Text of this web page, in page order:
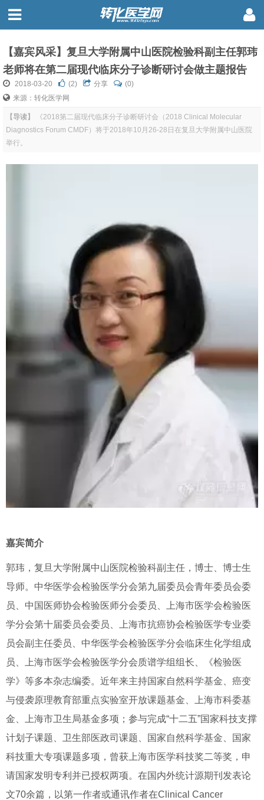
【嘉宾风采】复旦大学附属中山医院检验科副主任郭玮
老师将在第二届现代临床分子诊断研讨会做主题报告
2018-03-20 (2) 分享
(0)
来源：转化医学网
【导读】
《2018第二届现代临床分子诊断研讨会（2018 Clinical Molecular
Diagnostics Forum CMDF）将于2018年10月26-28日在复旦大学附属中山医院
举行。
嘉宾简介
郭玮，复旦大学附属中山医院检验科副主任，博士、博士生
导师。中华医学会检验医学分会第九届委员会青年委员会委
员、中国医师协会检验医师分会委员、上海市医学会检验医
学分会第十届委员会委员、上海市抗癌协会检验医学专业委
员会副主任委员、中华医学会检验医学分会临床生化学组成
员、上海市医学会检验医学分会质谱学组组长、《检验医
学》等多本杂志编委。 近年来主持国家自然科学基金、癌变
与侵袭原理教育部重点实验室开放课题基金、上海市科委基
金、上海市卫生局基金多项；参与完成“十二五”国家科技支撑
计划子课题、卫生部医政司课题、国家自然科学基金、国家
科技重大专项课题多项，曾获上海市医学科技奖二等奖，申
请国家发明专利并已授权两项。在国内外统计源期刊发表论
文70余篇，以第一作者或通讯作者在Clinical Cancer